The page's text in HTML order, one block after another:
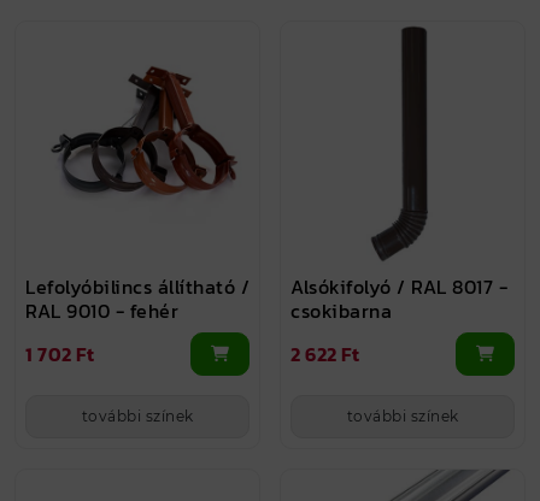
Lefolyóbilincs állítható /
RAL 9010 - fehér
1 702 Ft
további színek
Alsókifolyó / RAL 8017 -
csokibarna
2 622 Ft
további színek